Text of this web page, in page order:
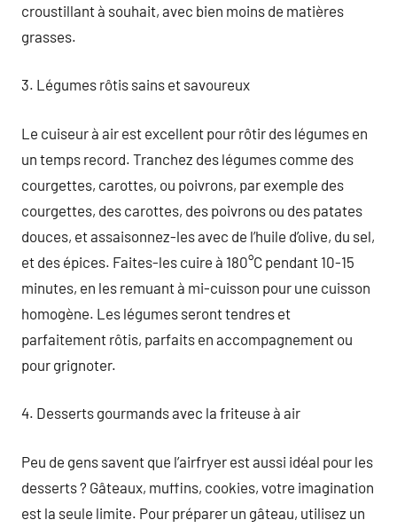
croustillant à souhait, avec bien moins de matières
grasses.
3. Légumes rôtis sains et savoureux
Le cuiseur à air est excellent pour rôtir des légumes en
un temps record. Tranchez des légumes comme des
courgettes, carottes, ou poivrons, par exemple des
courgettes, des carottes, des poivrons ou des patates
douces, et assaisonnez-les avec de l’huile d’olive, du sel,
et des épices. Faites-les cuire à 180°C pendant 10-15
minutes, en les remuant à mi-cuisson pour une cuisson
homogène. Les légumes seront tendres et
parfaitement rôtis, parfaits en accompagnement ou
pour grignoter.
4. Desserts gourmands avec la friteuse à air
Peu de gens savent que l’airfryer est aussi idéal pour les
desserts ? Gâteaux, muffins, cookies, votre imagination
est la seule limite. Pour préparer un gâteau, utilisez un